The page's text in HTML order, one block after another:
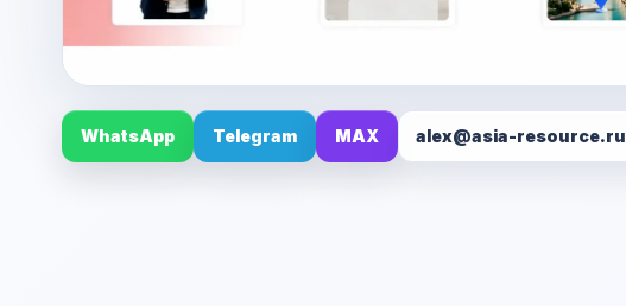
WhatsApp Telegram MAX alex@asia-resource.ru